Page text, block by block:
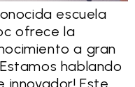
escuela
ofrece la
a gran
hablando
innovador! Este